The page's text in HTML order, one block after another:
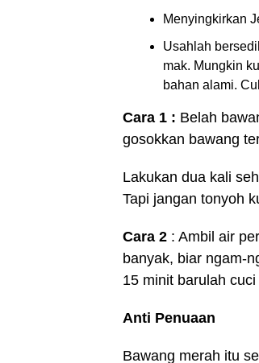
Menyingkirkan
Usahlah
mak. Mungkin
bahan alami.
Cara 1 : Belah
gosokkan bawang
Lakukan dua kali
Tapi jangan tonyoh
Cara 2 : Ambil air
banyak, biar ngam-
15 minit barulah cuci
Anti Penuaan
Bawang merah itu